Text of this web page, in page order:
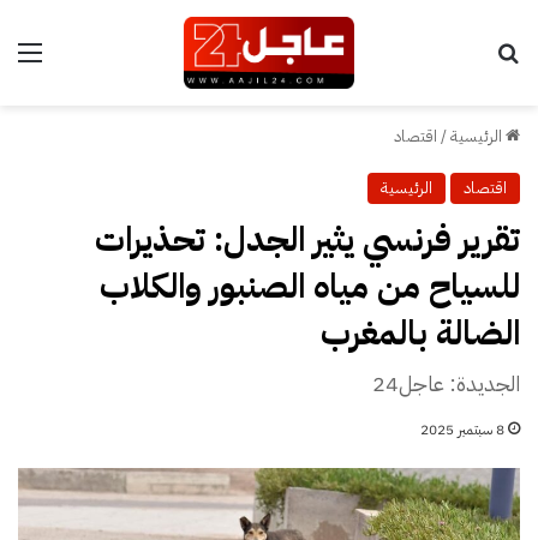
الرئيسية/ اقتصاد
اقتصاد الرئيسية
تقرير فرنسي يثير الجدل: تحذيرات
للسياح من مياه الصنبور والكلاب
الضالة بالمغرب
الجديدة: عاجل24
8 سبتمبر 2025